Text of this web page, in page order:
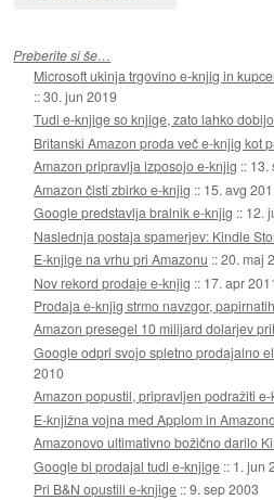
Preberite si še…
Microsoft ukinja trgovino e-knjig in
::30. jun 2019
Tudi e-knjige so knjige, zato lahko
Britanski Amazon proda več e-knjig kot
Amazon pripravlja izposojo e-knjig :: 13.
Amazon čisti zbirko e-knjig :: 15. avg
Google predstavlja bralnik e-knjig :: 12.
Naslednja postaja spamerjev: Kindle
E-knjige na vrhu pri Amazonu ::20. maj
Nov rekord prodaje e-knjig :: 17. apr
Prodaja e-knjig strmo navzgor,
Amazon presegel 10 milijard dolarjev
Google odprl svojo spletno prodajalno
2010
Amazon popustil, pripravljen podražiti
E-knjižna vojna med Applom in
Amazonovo ultimativno božično darilo
Google bi prodajal tudi e-knjige :: 1. jun
Pri B&N opustili e-knjige ::9. sep 2003